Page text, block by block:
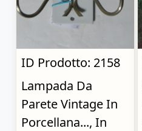
ID Prodotto: 2158
Lampada Da
Parete Vintage In
Porcellana..., In